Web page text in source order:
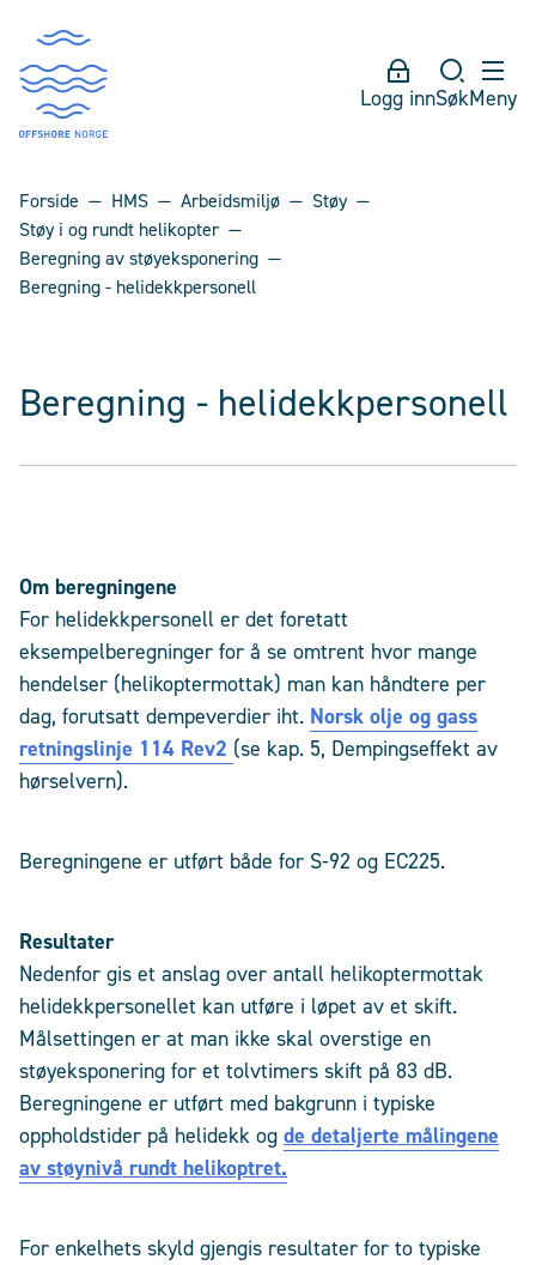
Logg innSøkMeny
Forside HMS Arbeidsmiljø
Støy
Støy i og rundt helikopter
Beregning av støyeksponering
Beregning - helidekkpersonell
Beregning - helidekkpersonell
Om beregningene
For helidekkpersonell er det foretatt
eksempelberegninger for å se omtrent hvor mange
hendelser (helikoptermottak) man kan håndtere per
dag, forutsatt dempeverdier iht. Norsk olje og gass
retningslinje 114 Rev2 (se kap. 5, Dempingseffekt av
hørselvern).
Beregningene er utført både for S-92 og EC225.
Resultater
Nedenfor gis et anslag over antall helikoptermottak
helidekkpersonellet kan utføre i løpet av et skift.
Målsettingen er at man ikke skal overstige en
støyeksponering for et tolvtimers skift på 83 dB.
Beregningene er utført med bakgrunn i typiske
oppholdstider på helidekk og de detaljerte målingene
av støynivå rundt helikoptret.
For enkelhets skyld gjengis resultater for to typiske